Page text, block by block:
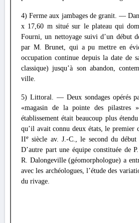
4) Ferme aux jambages de granit. —
x 17,60 m situé sur le plateau qui
Fourni, un nettoyage suivi d’un début
par M. Brunet, qui a pu mettre en
occupation continue depuis la date de
classique) jusqu’à son abandon,
ville.
5) Littoral. — Deux sondages opérés
«magasin de la pointe des pilastres
établissement était beaucoup plus
qu’il avait connu deux états, le premier
IIe siècle av. J.-C., le second du
D’autre part une équipe constituée de
R. Dalongeville (géomorphologue) a
avec les archéologues, l’étude des
du rivage.